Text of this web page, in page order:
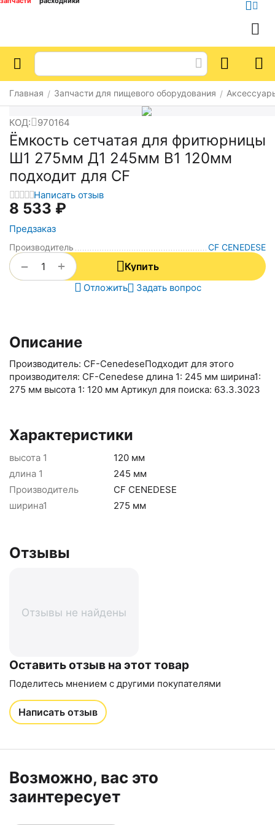
Главная / Запчасти для пищевого оборудования /
КОД: 970164
Ёмкость сетчатая для фритюрницы
Ш1 275мм Д1 245мм В1 120мм
подходит для CF
Написать отзыв
8 533 ₽
Предзаказ
Производитель CF CENEDESE
+
− Купить
Отложить Задать вопрос
Описание
Производитель: CF-CenedeseПодходит для этого
производителя: CF-Cenedese длина 1: 245 мм ширина1:
275 мм высота 1: 120 мм Артикул для поиска: 63.3.3023
Характеристики
высота 1
120 мм
длина 1
245 мм
Производитель
CF CENEDESE
ширина1
275 мм
Отзывы
Отзывы не найдены
Оставить отзыв на этот товар
Поделитесь мнением с другими покупателями
Написать отзыв
Возможно, вас это
заинтересует